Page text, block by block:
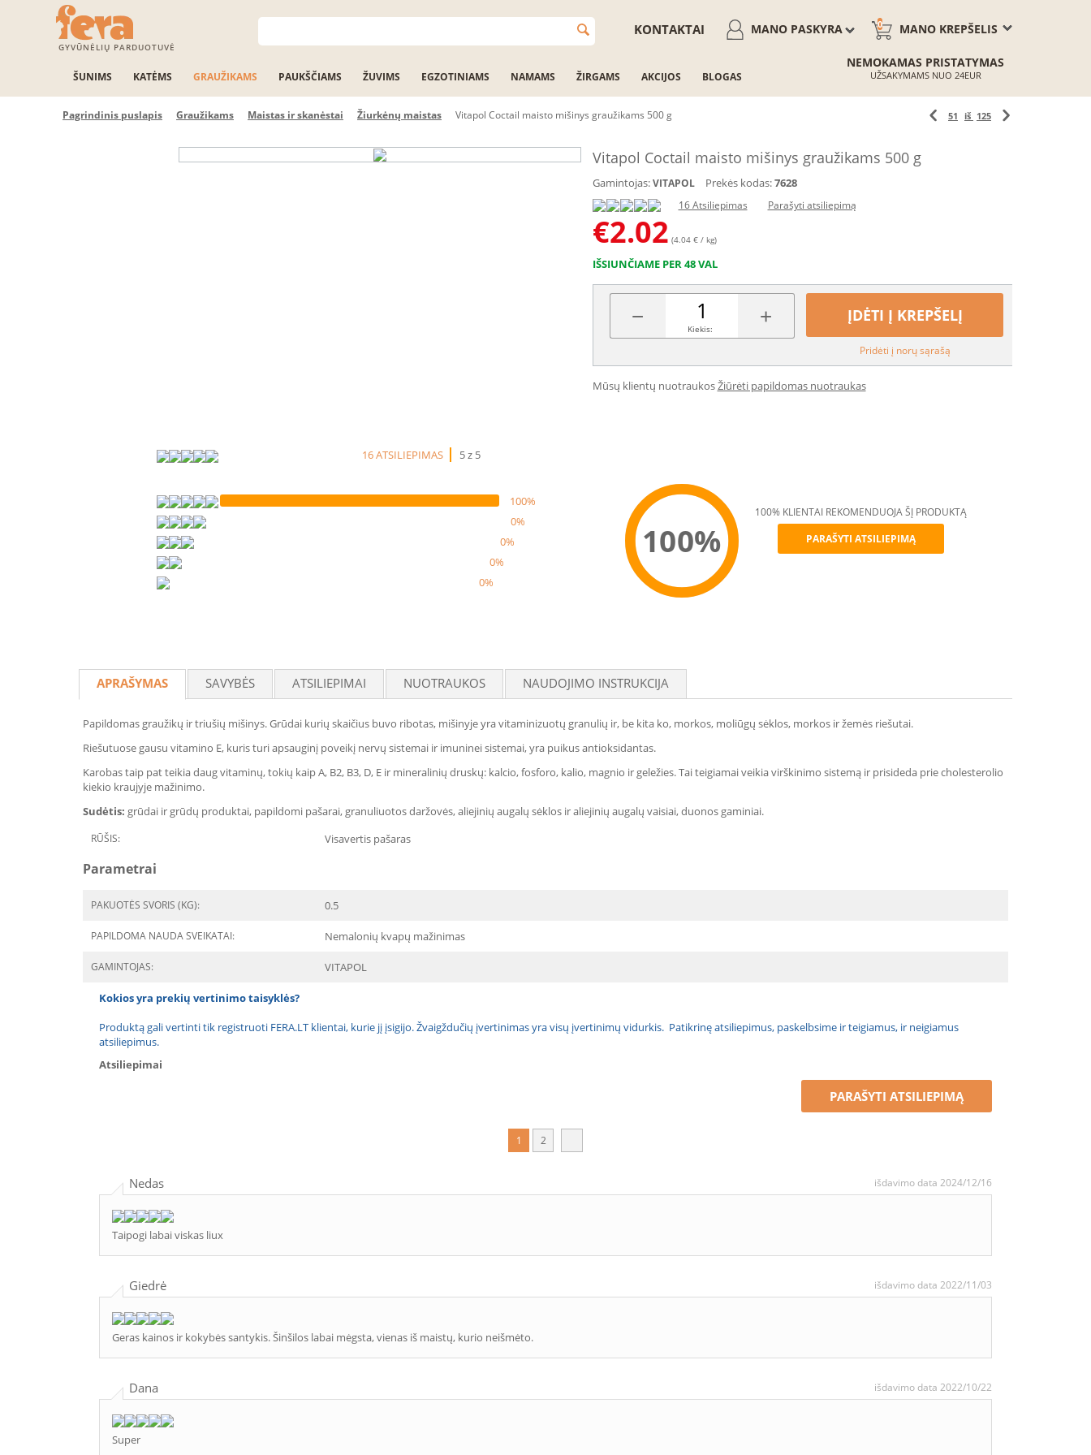
GYVŪNĖLIŲ PARDUOTUVĖ
MANO KREPŠELIS
0
MANO PASKYRA
KONTAKTAI
ŠUNIMS KATĖMS GRAUŽIKAMS PAUKŠČIAMS ŽUVIMS EGZOTINIAMS NAMAMS ŽIRGAMS AKCIJOS BLOGAS
NEMOKAMAS PRISTATYMAS
UŽSAKYMAMS NUO 24EUR
Pagrindinis puslapis Graužikams Maistas ir skanėstai Žiurkėnų maistas Vitapol Coctail maisto mišinys graužikams 500 g 51 iš 125
Vitapol Coctail maisto mišinys graužikams 500 g
Gamintojas: VITAPOL Prekės kodas:7628
16 Atsiliepimas Parašyti atsiliepimą
€2.02 (4.04 € / kg)
IŠSIUNČIAME PER 48 VAL
− +
Kiekis:
ĮDĖTI Į KREPŠELĮ
Pridėti į norų sąrašą
Mūsų klientų nuotraukosŽiūrėti papildomas nuotraukas
16 ATSILIEPIMAS 5 z 5
100%
0%
0%
0%
0%
100%
Recommend
100% KLIENTAI REKOMENDUOJA ŠĮ PRODUKTĄ
PARAŠYTI ATSILIEPIMĄ
APRAŠYMAS SAVYBĖS ATSILIEPIMAI NUOTRAUKOS NAUDOJIMO INSTRUKCIJA
Papildomas graužikų ir triušių mišinys.Grūdai kurių skaičius buvo ribotas, mišinyje yra vitaminizuotų granulių ir, be kita ko, morkos, moliūgų sėklos, morkos ir žemės riešutai.
Riešutuose gausu vitamino E, kuris turi apsauginį poveikį nervų sistemai ir imuninei sistemai, yra puikus antioksidantas.
Karobas taip pat teikia daug vitaminų, tokių kaip A, B2, B3, D, E ir mineralinių druskų: kalcio, fosforo, kalio, magnio ir geležies.Tai teigiamai veikia virškinimo sistemą ir prisideda prie cholesterolio
kiekio kraujyje mažinimo.
Sudėtis: grūdai ir grūdų produktai, papildomi pašarai, granuliuotos daržovės, aliejinių augalų sėklos ir aliejinių augalų vaisiai, duonos gaminiai.
RŪŠIS: Visavertis pašaras
Parametrai
PAKUOTĖS SVORIS (KG): 0.5
PAPILDOMA NAUDA SVEIKATAI: Nemalonių kvapų mažinimas
GAMINTOJAS: VITAPOL
Kokios yra prekių vertinimo taisyklės?
Produktą gali vertinti tik registruoti FERA.LT klientai, kurie jį įsigijo. Žvaigždučių įvertinimas yra visų įvertinimų vidurkis. Patikrinę atsiliepimus, paskelbsime ir teigiamus, ir neigiamus
atsiliepimus.
Atsiliepimai
PARAŠYTI ATSILIEPIMĄ
1 2
Nedas išdavimo data 2024/12/16
Taipogi labai viskas liux
Giedrė išdavimo data 2022/11/03
Geras kainos ir kokybės santykis. Šinšilos labai mėgsta, vienas iš maistų, kurio neišmėto.
Dana išdavimo data 2022/10/22
Super